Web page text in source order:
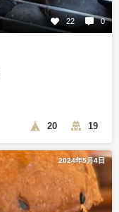
22 0
20 19
2024年5月4日